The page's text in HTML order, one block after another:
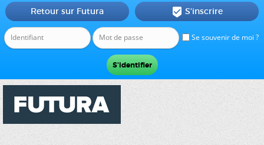
Se souvenir de moi ?
Retour sur Futura  S'inscrire